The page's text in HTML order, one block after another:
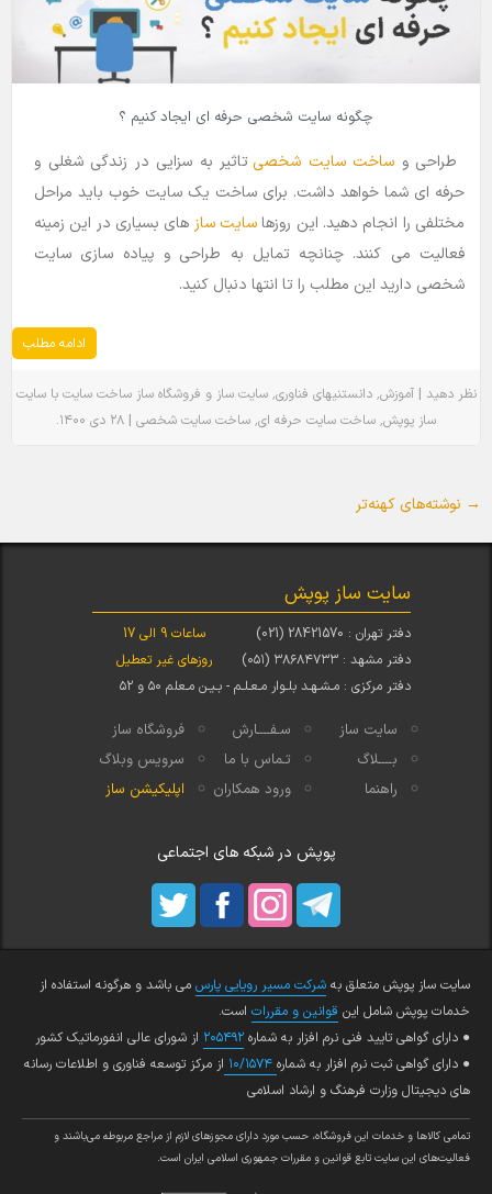
چگونه سایت شخصی حرفه ای ایجاد کنیم ؟
طراحی و ساخت سایت شخصی تاثیر به سزایی در زندگی شغلی و
حرفه ای شما خواهد داشت. برای ساخت یک سایت خوب باید مراحل
مختلفی را انجام دهید. این روزهاسایت ساز های بسیاری در این زمینه
فعالیت می کنند. چنانچه تمایل به طراحی و پیاده سازی سایت
شخصی دارید این مطلب را تا انتها دنبال کنید.
ادامه مطلب
نظر دهید |آموزش٬ دانستنیهای فناوری٬ سایت ساز و فروشگاه ساز ساخت سایت با سایت
ساز پوپش٬ ساخت سایت حرفه ای٬ ساخت سایت شخصی | ۲۸ دی ۱۴۰۰ .
ناوبری نوشته
→ نوشته‌های کهنه‌تر
سایت ساز پوپش
دفتر تهران : 28421570 (021)
دفتر مشهد : ۳۸۶۸۴۷۳۳ (۰۵۱)
ساعات 9 الی 17
روزهای غیر تعطیل
دفتر مرکزی : مـشـهـد بلـوار مـعـلـم - بـیـن مـعلم ۵۰ و ۵۲
سایت ساز سـفــــارش
فروشگاه ساز
بــــلاگ
تـماس با ما
سرویس وبلاگ
راهنما
ورود همکاران اپلیکیشن ساز
پوپش در شبکه های اجتماعی
سایت ساز پوپش متعلق به شرکت مسیر رویایی پارس می باشد و هرگونه استفاده از
خدمات پوپش شامل این قوانین و مقررات است.
● دارای گواهی تایید فنی نرم افزار به شماره ۲۰۵۴۹۲ از شورای عالی انفورماتیک کشور
● دارای گواهی ثبت نرم افزار به شماره
از مرکز توسعه فناوری و اطلاعات رسانه
های دیجیتال وزارت فرهنگ و ارشاد اسلامی
تمامي كالاها و خدمات اين فروشگاه، حسب مورد داراي مجوزهاي لازم از مراجع مربوطه مي‌باشند و
فعاليت‌هاي اين سايت تابع قوانين و مقررات جمهوري اسلامي ايران است.